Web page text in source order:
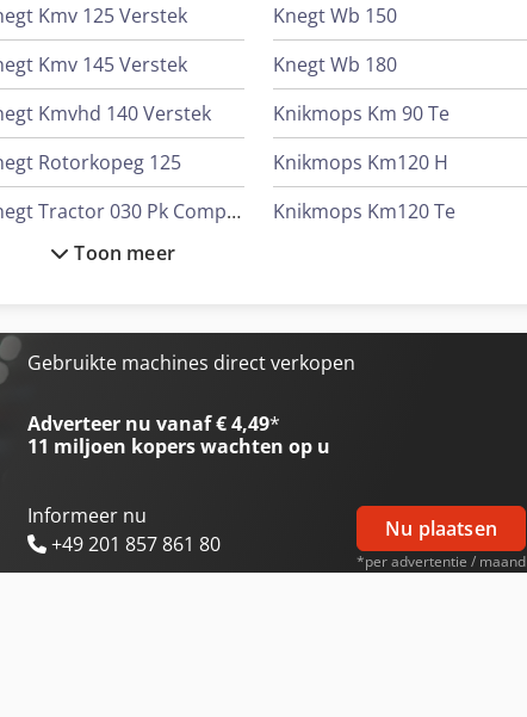
Kmv 125 Verstek
Kmv 145 Verstek
Kmvhd 140 Verstek
Rotorkopeg 125
Knegt Tractor 030 Pk Compact
Voorlader 250
Voorlader 400
Knegt Wb 150
Knegt Wb 180
Knikmops Km 90 Te
Knikmops Km120 H
Knikmops Km120 Te
Toon meer
Gebruikte machines direct verkopen
Adverteer nu vanaf € 4,49*
11 miljoen koperswachten op u
Informeer nu
+49 201 857 861 80
Nu plaatsen
*per advertentie / maand